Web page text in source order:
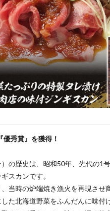
秀賞』を獲得！
の歴史は、昭和50年、先代の1
スカンです。
当時の炉端焼き漁火を再現させ
た北海道野菜をふんだんに味付